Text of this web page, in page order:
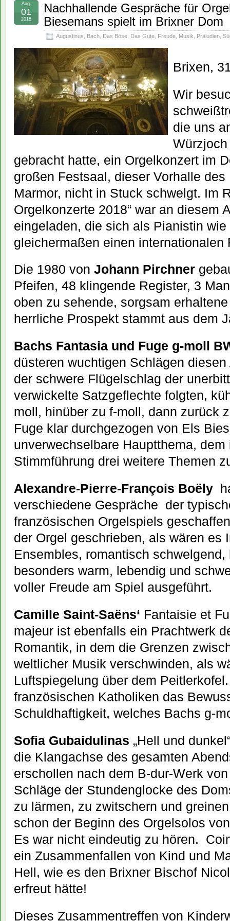
Nachhallende Gespräche für
Biesemans spielt im Brixner Dom
Augustinus Bach Das Böse Das Gute Freude Musik Präludien
Aug.
01
2018
Brixen,
Wir
die uns
gebracht hatte, ein Orgelkonzert im
großen Festsaal, dieser Vorhalle
Marmor, nicht in Stuck schwelgt. Im
Orgelkonzerte 2018“ war an diesem
eingeladen, die sich als Pianistin
gleichermaßen einen internationalen
Die 1980 von Johann Pirchner
Pfeifen, 48 klingende Register, 3
oben zu sehende, sorgsam
herrliche Prospekt stammt aus dem
Bachs Fantasia und Fuge g-moll
düsteren wuchtigen Schlägen
der schwere Flügelschlag der
verwickelte Satzgeflechte folgten,
moll, hinüber zu f-moll, dann zurück
Fuge klar durchgezogen von Els
unverwechselbare Hauptthema,
Stimmführung drei weitere Themen
Alexandre-Pierre-François Boëly
verschiedene Gespräche der
französischen Orgelspiels
der Orgel geschrieben, als wären es
Ensembles, romantisch
besonders warm, lebendig und
voller Freude am Spiel ausgeführt.
Camille Saint-Saëns‘ Fantaisie et
majeur ist ebenfalls ein Prachtwerk
Romantik, in dem die Grenzen
weltlicher Musik verschwinden, als
Luftspiegelung über dem
französischen Katholiken das
Schuldhaftigkeit, welches Bachs g-
Sofia Gubaidulinas „Hell und
die Klangachse des gesamten
erschollen nach dem B-dur-Werk
Schläge der Stundenglocke des
zu lärmen, zu zwitschern und
schon der Beginn des Orgelsolos
Es war nicht eindeutig zu hören.
ein Zusammenfallen von Kind und
Hell, wie es den Brixner Bischof
erfreut hätte!
Dieses Zusammentreffen von